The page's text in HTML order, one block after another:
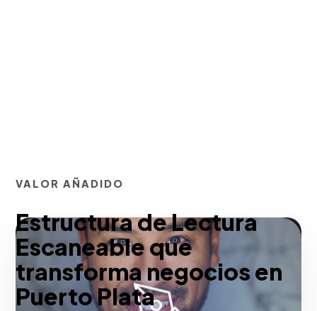
VALOR AÑADIDO
Estructura de Lectura
Escaneable que
transforma negocios en
Puerto Plata